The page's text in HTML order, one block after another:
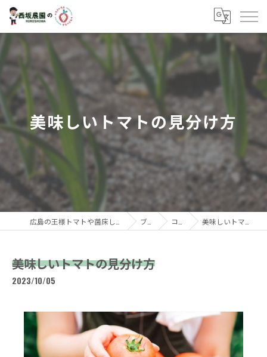
美味しいトマトの見分け方
ブログ コラム 美味しいトマトの見分け方
美味しいトマトの見分け方
2023/10/05